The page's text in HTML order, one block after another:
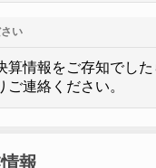
い
算情報をご存知でし
ご連絡ください。
報